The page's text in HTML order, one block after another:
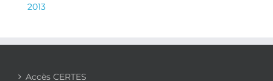
2013
Accès CERTES